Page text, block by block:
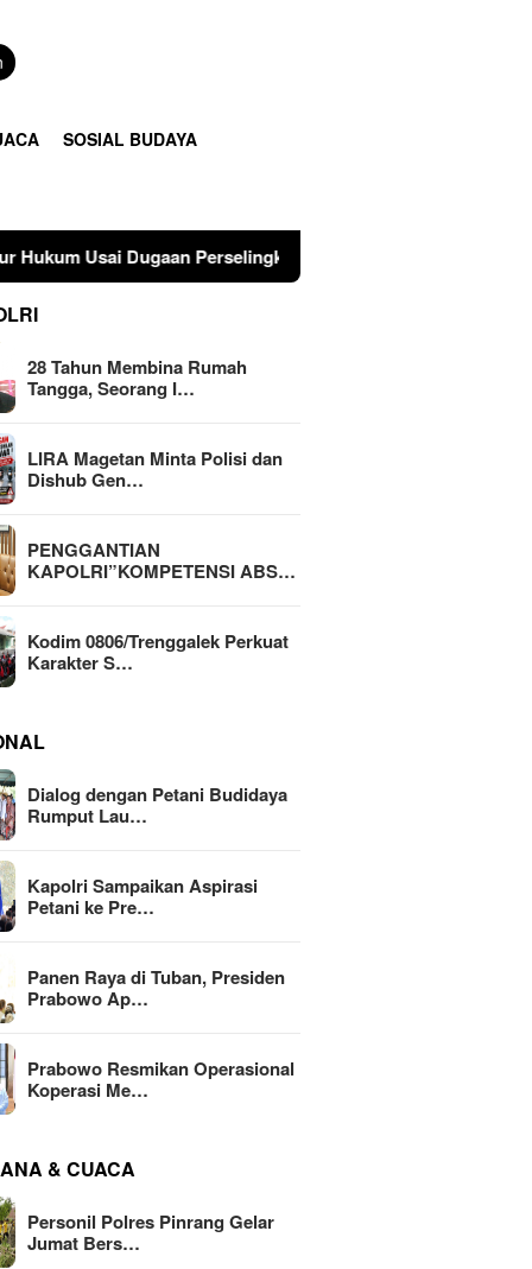
SOSIAL BUDAYA
Perselingkuhan Suami di Sulawesi Tengah
28 Tahun Membina Rumah
Tangga, Seorang I…
LIRA Magetan Minta Polisi dan
Dishub Gen…
PENGGANTIAN
KAPOLRI”KOMPETENSI ABS…
Kodim 0806/Trenggalek Perkuat
Karakter S…
Dialog dengan Petani Budidaya
Rumput Lau…
Kapolri Sampaikan Aspirasi
Petani ke Pre…
Panen Raya di Tuban, Presiden
Prabowo Ap…
Prabowo Resmikan Operasional
Koperasi Me…
& CUACA
Personil Polres Pinrang Gelar
Jumat Bers…